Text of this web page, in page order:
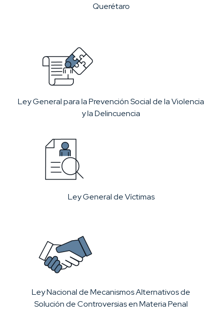
Querétaro
Ley General para la Prevención Social de la Violencia
y la Delincuencia
Ley General de Víctimas
Ley Nacional de Mecanismos Alternativos de
Solución de Controversias en Materia Penal